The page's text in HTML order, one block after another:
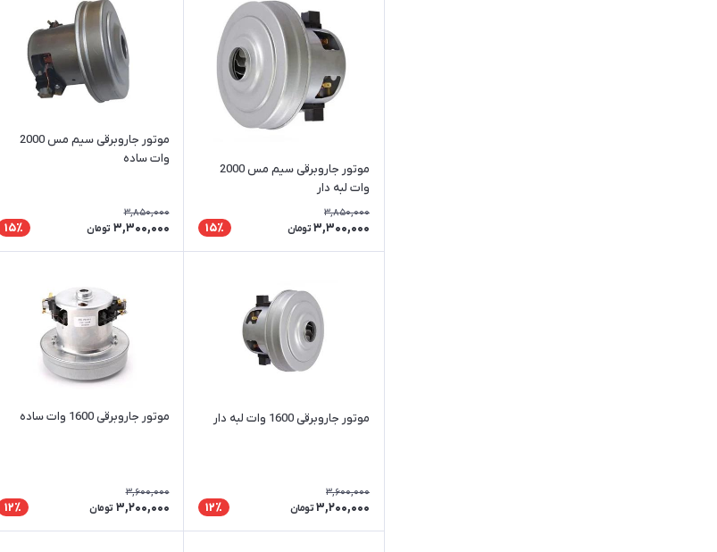
موتور جاروبرقی سیم مس 2000
وات لبه دار
3,850,000
3,300,000 تومان 15٪
موتور جاروبرقی سیم مس 2000
وات ساده
3,850,000
3,300,000 تومان 15٪
موتور جاروبرقی 1600 وات لبه دار
3,600,000
3,200,000 تومان 12٪
موتور جاروبرقی 1600 وات ساده
3,600,000
3,200,000 تومان 12٪